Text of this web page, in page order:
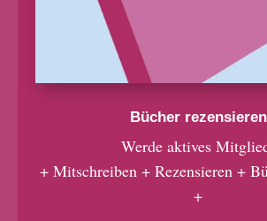
Bücher rezensieren
Werde aktives
+ Mitschreiben + Rezensieren +
+